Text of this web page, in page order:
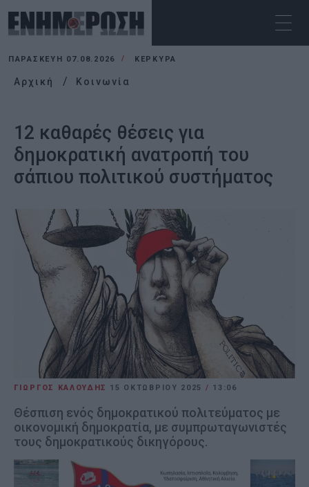
ΠΑΡΑΣΚΕΥΉ 07.08.2026 ΚΕΡΚΥΡΑ
Αρχική Κοινωνία
12 καθαρές θέσεις για
δημοκρατική ανατροπή του
σάπιου πολιτικού συστήματος
ΓΙΩΡΓΟΣ ΚΑΛΟΥΔΗΣ 15 ΟΚΤΩΒΡΊΟΥ 2025 / 13:06
Θέσπιση ενός δημοκρατικού πολιτεύματος με
οικονομική δημοκρατία, με συμπρωταγωνιστές
τους δημοκρατικούς δικηγόρους.